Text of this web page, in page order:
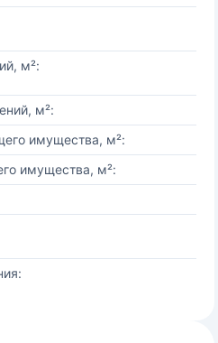
м²:
м²:
имущества, м²:
имущества, м²: